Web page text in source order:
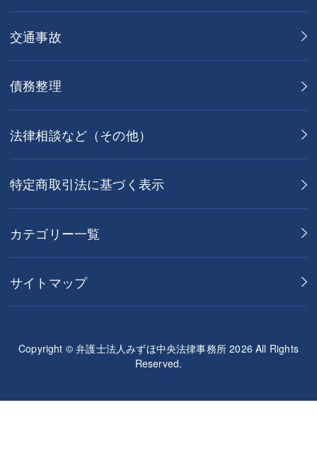
交通事故
債務整理
法律相談など（その他）
特定商取引法に基づく表示
カテゴリー一覧
サイトマップ
Copyright © 弁護士法人みずほ中央法律事務所 2026 All Rights
Reserved.